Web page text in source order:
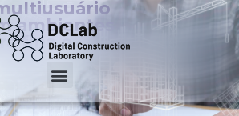
ambientes
fina e